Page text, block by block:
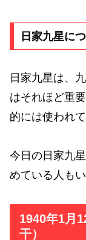
日家九星に
日家九星は、
はそれほど重
的には使われて
今日の日家九
めている人もい
1940年1月
干）